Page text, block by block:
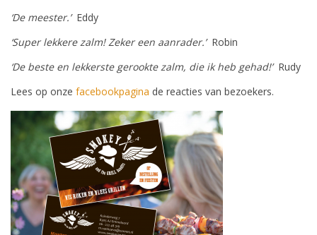
De meester.’Eddy
‘Super lekkere zalm! Zeker een aanrader.’Robin
‘De beste en lekkerste gerookte zalm, die ik heb gehad!’Rudy
Lees op onze facebookpagina de reacties van bezoekers.